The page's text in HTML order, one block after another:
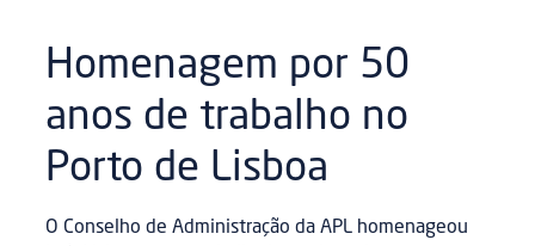
Homenagem por 50
anos de trabalho no
Porto de Lisboa
O Conselho de Administração da APL homenageou